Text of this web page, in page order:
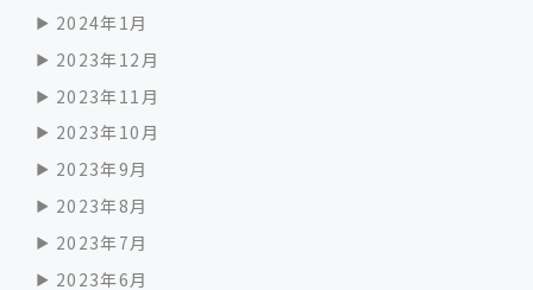
2024年1月
2023年12月
2023年11月
2023年10月
2023年9月
2023年8月
2023年7月
2023年6月